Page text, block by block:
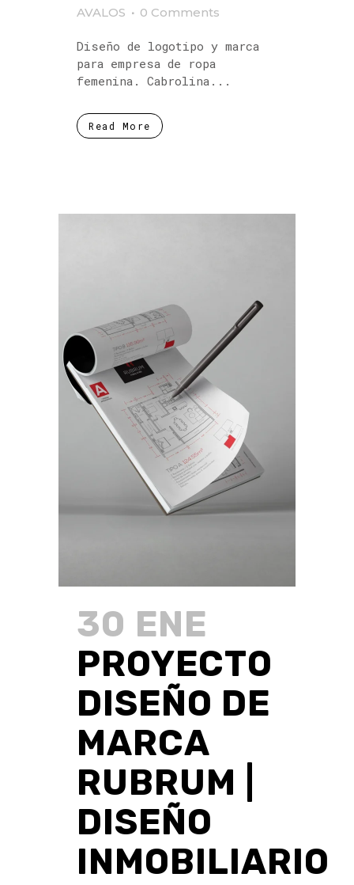
AVALOS
0 Comments
Diseño de logotipo y marca
para empresa de ropa
femenina. Cabrolina...
Read More
30 ENE
PROYECTO
DISEÑO DE
MARCA
RUBRUM |
DISEÑO
INMOBILIARIO